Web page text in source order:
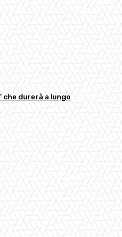
che durerà a lungo